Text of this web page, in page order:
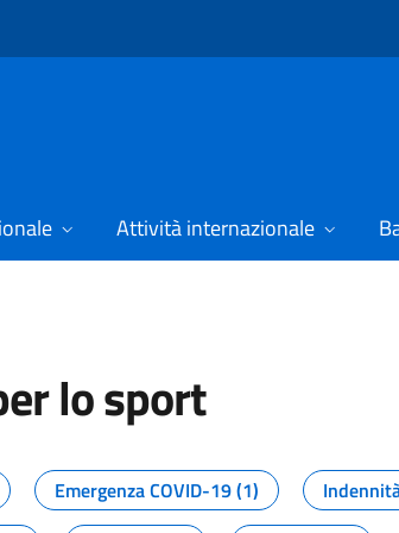
Attività internazionale
lo sport
dal Dipartimento
Emergenza COVID-19 (1)